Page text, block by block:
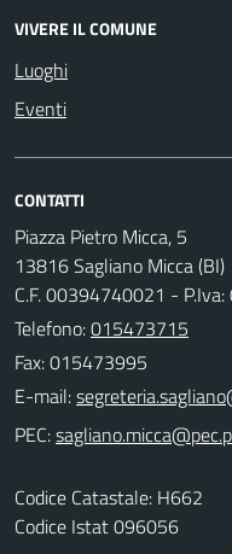
VIVERE IL COMUNE
Luoghi
Eventi
CONTATTI
Piazza Pietro Micca, 5
13816 Sagliano Micca (BI)
C.F. 00394740021 -
Telefono:015473715
Fax: 015473995
E-mail:
PEC:
Codice Catastale: H662
Codice Istat 096056